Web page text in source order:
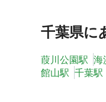
千葉県に
葭川公園駅 海
館山駅 千葉駅